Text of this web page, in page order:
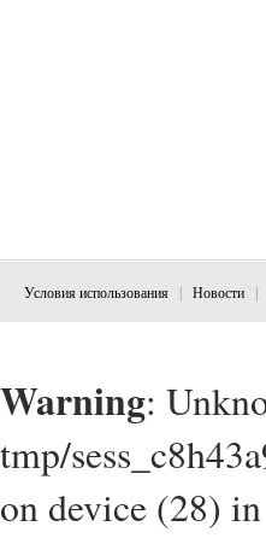
Условия использования Новости
Warning:
tmp/
on device (28) in